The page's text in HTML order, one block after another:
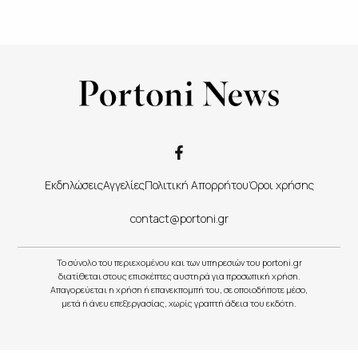
ΕκδηλώσειςΑγγελίεςΠολιτική ΑπορρήτουΌροι χρήσης
contact@portoni.gr
Το σύνολο του περιεχομένου και των υπηρεσιών του portoni.gr
διατίθεται στους επισκέπτες αυστηρά για προσωπική χρήση.
Απαγορεύεται η χρήση ή επανεκπομπή του, σε οποιοδήποτε μέσο,
μετά ή άνευ επεξεργασίας, χωρίς γραπτή άδεια του εκδότη.